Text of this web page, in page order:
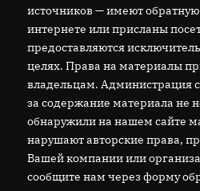
источников — имеют
интернете или присланы
предоставляются
целях. Права на материалы
владельцам. Администрация
за содержание материала не
обнаружили на нашем сайте
нарушают авторские права,
Вашей компании или
сообщите нам через форму